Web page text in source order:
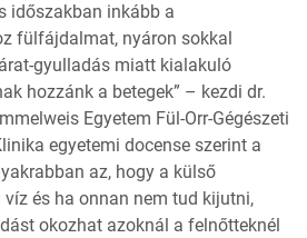
időszakban inkább a
fülfájdalmat, nyáron sokkal
gyulladás miatt kialakuló
hozzánk a betegek” – kezdi dr.
Egyetem Fül-Orr-Gégészeti
egyetemi docense szerint a
az, hogy a külső
és ha onnan nem tud kijutni,
okozhat azoknál a felnőtteknél